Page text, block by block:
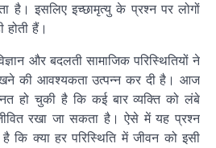
है। इसलिए इच्छामृत्यु के प्रश्न पर लोगों
होती हैं।
और बदलती सामाजिक परिस्थितियों ने
की आवश्यकता उत्पन्न कर दी है। आज
हो चुकी है कि कई बार व्यक्ति को लंबे
रखा जा सकता है। ऐसे में यह प्रश्न
कि क्या हर परिस्थिति में जीवन को इसी